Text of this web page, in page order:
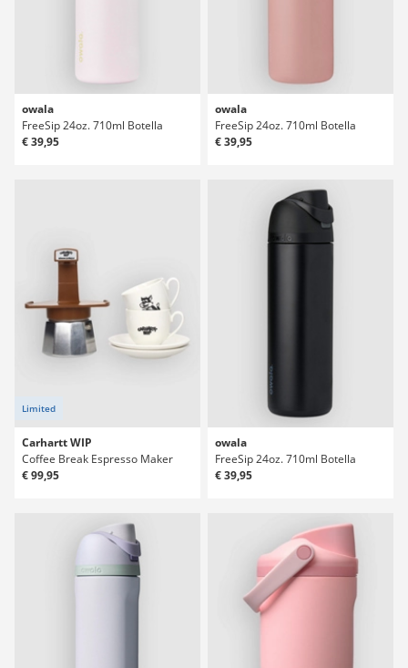
owala
FreeSip 24oz. 710ml Botella
€ 39,95
owala
FreeSip 24oz. 710ml Botella
€ 39,95
Limited
Carhartt WIP
Coffee Break Espresso Maker
€ 99,95
owala
FreeSip 24oz. 710ml Botella
€ 39,95